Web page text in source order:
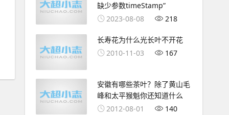
缺少参数timeStamp”
2023-08-08
218
长寿花为什么光长叶不开花
2010-11-03
167
安徽有哪些茶叶？除了黄山毛
峰和太平猴魁你还知道什么
2012-08-01
140